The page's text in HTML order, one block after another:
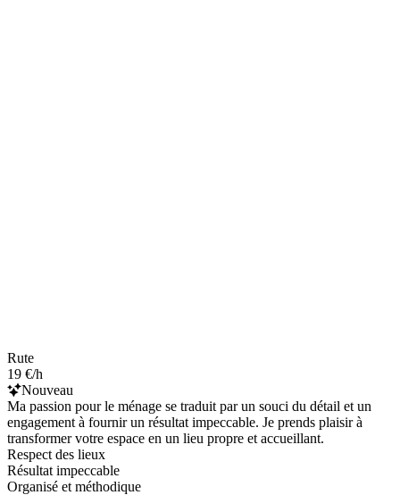
Rute
19 €/h
Nouveau
Ma passion pour le ménage se traduit par un souci du détail et un
engagement à fournir un résultat impeccable. Je prends plaisir à
transformer votre espace en un lieu propre et accueillant.
Respect des lieux
Résultat impeccable
Organisé et méthodique